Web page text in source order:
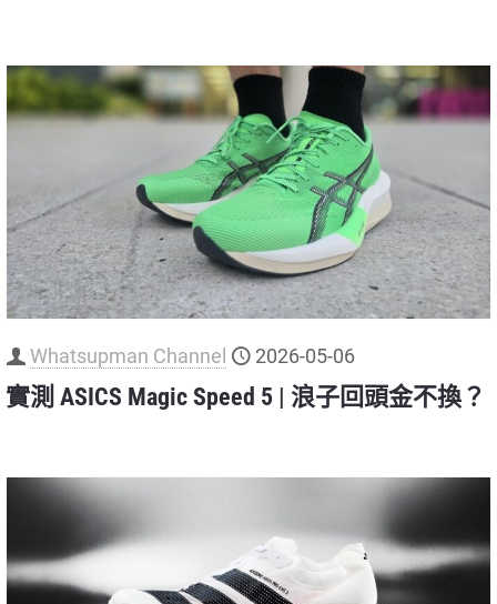
Whatsupman Channel 2026-05-06
實測 ASICS Magic Speed 5 | 浪子回頭金不換？